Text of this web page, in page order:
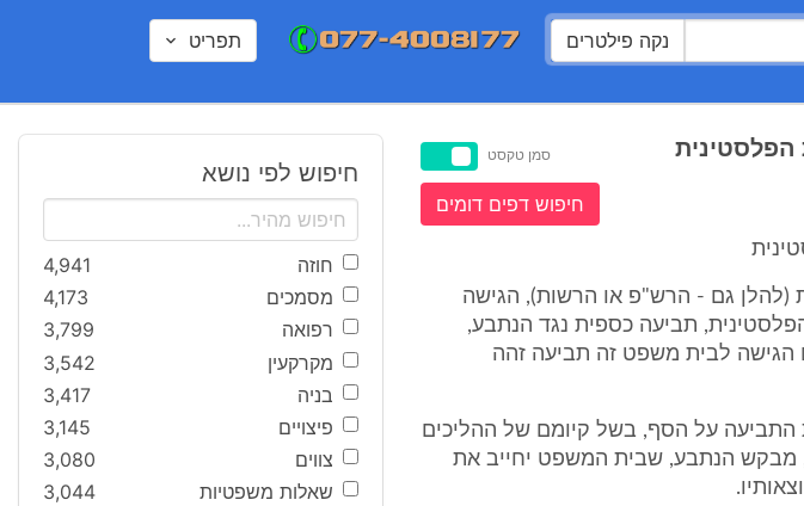
נקה פילטרים תפריט
הפלסטינית סמן טקסט
חיפוש דפים דומים
גם - הרש"פ או הרשות), הגישה
תביעה כספית נגד הנתבע,
הגישה לבית משפט זה תביעה זהה
על הסף, בשל קיומם של ההליכים
מבקש הנתבע, שבית המשפט יחייב את
חיפוש לפי נושא
חוזה
4,941
מסמכים
4,173
רפואה
3,799
מקרקעין
3,542
בניה
3,417
פיצויים
3,145
צווים
3,080
שאלות משפטיות
3,044